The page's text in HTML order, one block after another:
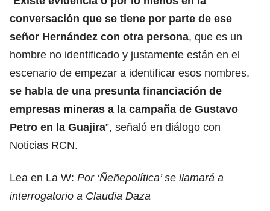
conversación que se tiene por parte de ese
señor Hernández con otra persona, que es un
hombre no identificado y justamente están en el
escenario de empezar a identificar esos nombres,
se habla de una presunta financiación de
empresas mineras a la campaña de Gustavo
Petro en la Guajira”, señaló en diálogo con
Noticias RCN.
Lea en La W: Por ‘Ñeñepolítica’ se llamará a
interrogatorio a Claudia Daza